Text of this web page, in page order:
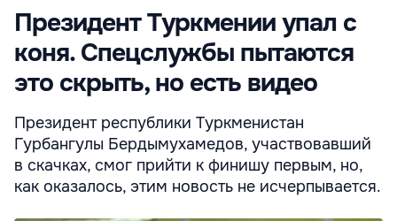
Президент Туркмении упал с
коня. Спецслужбы пытаются
это скрыть, но есть видео
Президент республики Туркменистан
Гурбангулы Бердымухамедов, участвовавший
в скачках, смог прийти к финишу первым, но,
как оказалось, этим новость не исчерпывается.